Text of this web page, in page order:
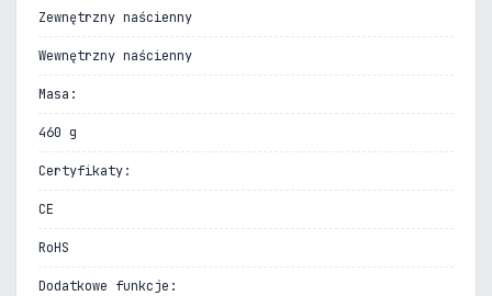
Zewnętrzny naścienny
Wewnętrzny naścienny
Masa:
460 g
Certyfikaty:
CE
RoHS
Dodatkowe funkcje: